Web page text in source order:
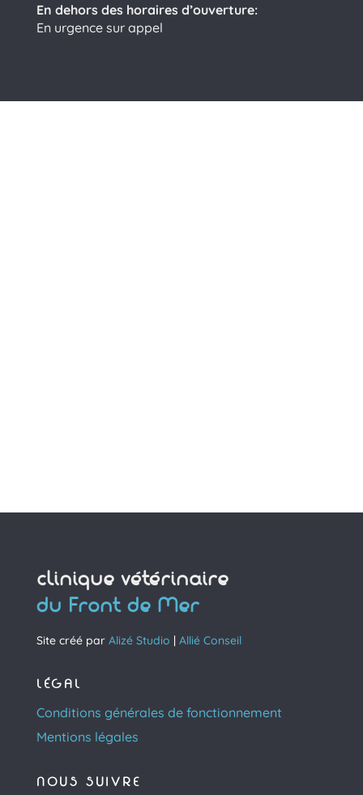
En dehors des horaires d’ouverture:
En urgence sur appel
clinique vétérinaire
du Front de Mer
Site créé par Alizé Studio | Allié Conseil
LÉGAL
Conditions générales de fonctionnement
Mentions légales
NOUS SUIVRE